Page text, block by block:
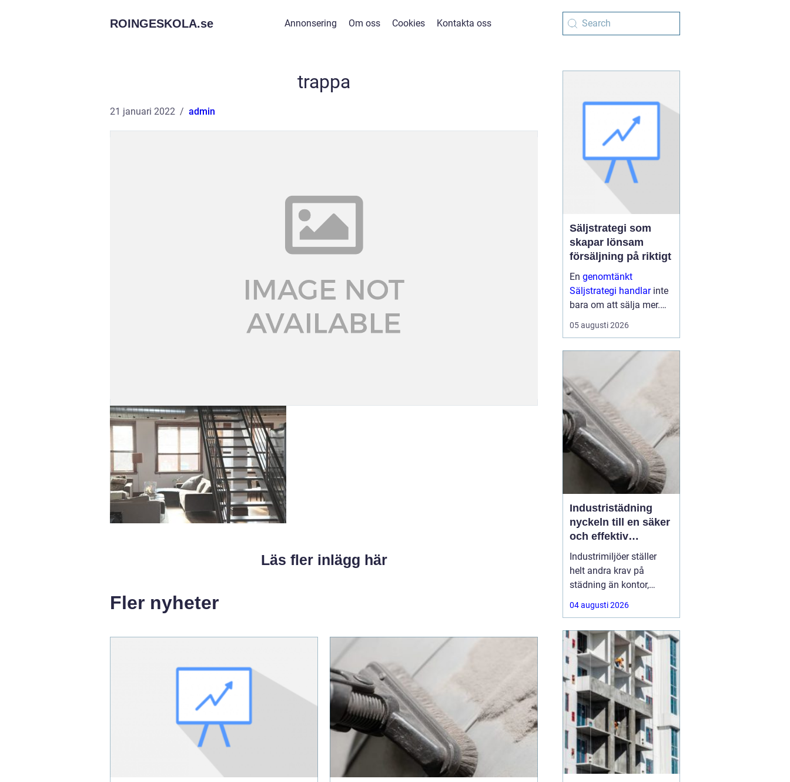
ROINGESKOLA.se Annonsering Om oss Cookies Kontakta oss
trappa
21 januari 2022 admin
Läs fler inlägg här
Fler nyheter
Säljstrategi som
skapar lönsam
försäljning på riktigt
En genomtänkt
Säljstrategi handlarinte
bara om att sälja mer.
Den handlar om att sälja
rätt saker, till rätt kunder,
lönsamhet och
långsiktiga relationer
som mål. När företag ...
05 augusti 2026
Industristädning
nyckeln till en säker
och effektiv
arbetsplats
Industrimiljöer ställer
helt andra krav på
städning än kontor,
butiker eller hem. Tunga
maskiner,
kemikalier, damm och
spill gör att renhållning
blir en fråga om både
säkerhet, kvalitet och
ekonomi. Genomtänkt
och professionell
04 augusti 2026